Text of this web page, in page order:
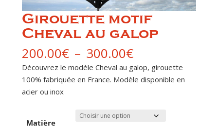
Girouette motif
Cheval au galop
200.00€ – 300.00€Plage
de
prix :
200.00€
300.00€
Découvrez le modèle Cheval au galop, girouette
100% fabriquée en France. Modèle disponible en
acier ou inox
Matière